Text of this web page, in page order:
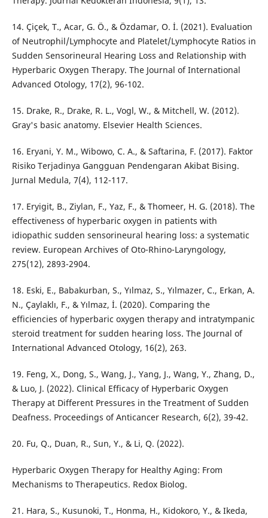
14. Çiçek, T., Acar, G. Ö., & Özdamar, O. İ. (2021). Evaluation
of Neutrophil/Lymphocyte and Platelet/Lymphocyte Ratios in
Sudden Sensorineural Hearing Loss and Relationship with
Hyperbaric Oxygen Therapy. The Journal of International
Advanced Otology, 17(2), 96-102.
15. Drake, R., Drake, R. L., Vogl, W., & Mitchell, W. (2012).
Gray's basic anatomy. Elsevier Health Sciences.
16. Eryani, Y. M., Wibowo, C. A., & Saftarina, F. (2017). Faktor
Risiko Terjadinya Gangguan Pendengaran Akibat Bising.
Jurnal Medula, 7(4), 112-117.
17. Eryigit, B., Ziylan, F., Yaz, F., & Thomeer, H. G. (2018). The
effectiveness of hyperbaric oxygen in patients with
idiopathic sudden sensorineural hearing loss: a systematic
review. European Archives of Oto-Rhino-Laryngology,
275(12), 2893-2904.
18. Eski, E., Babakurban, S., Yılmaz, S., Yılmazer, C., Erkan, A.
N., Çaylaklı, F., & Yılmaz, İ. (2020). Comparing the
efficiencies of hyperbaric oxygen therapy and intratympanic
steroid treatment for sudden hearing loss. The Journal of
International Advanced Otology, 16(2), 263.
19. Feng, X., Dong, S., Wang, J., Yang, J., Wang, Y., Zhang, D.,
& Luo, J. (2022). Clinical Efficacy of Hyperbaric Oxygen
Therapy at Different Pressures in the Treatment of Sudden
Deafness. Proceedings of Anticancer Research, 6(2), 39-42.
20. Fu, Q., Duan, R., Sun, Y., & Li, Q. (2022).
Hyperbaric Oxygen Therapy for Healthy Aging: From
Mechanisms to Therapeutics. Redox Biolog.
21. Hara, S., Kusunoki, T., Honma, H., Kidokoro, Y., & Ikeda,